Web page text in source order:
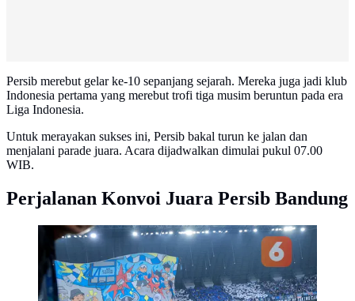
Persib merebut gelar ke-10 sepanjang sejarah. Mereka juga jadi klub
Indonesia pertama yang merebut trofi tiga musim beruntun pada era
Liga Indonesia.
Untuk merayakan sukses ini, Persib bakal turun ke jalan dan
menjalani parade juara. Acara dijadwalkan dimulai pukul 07.00
WIB.
Perjalanan Konvoi Juara Persib Bandung
Persib Bandung meraih juara BRI Super League
2025/2026 setelah bermain 0-0 melawan Persijap
Jepara di Stadion Gelora Bandung Lautan Api,
Bandung, Jawa Barat, Sabtu (23/5/2025) sore.
(Bola.com/Bagaskara Lazuardi)